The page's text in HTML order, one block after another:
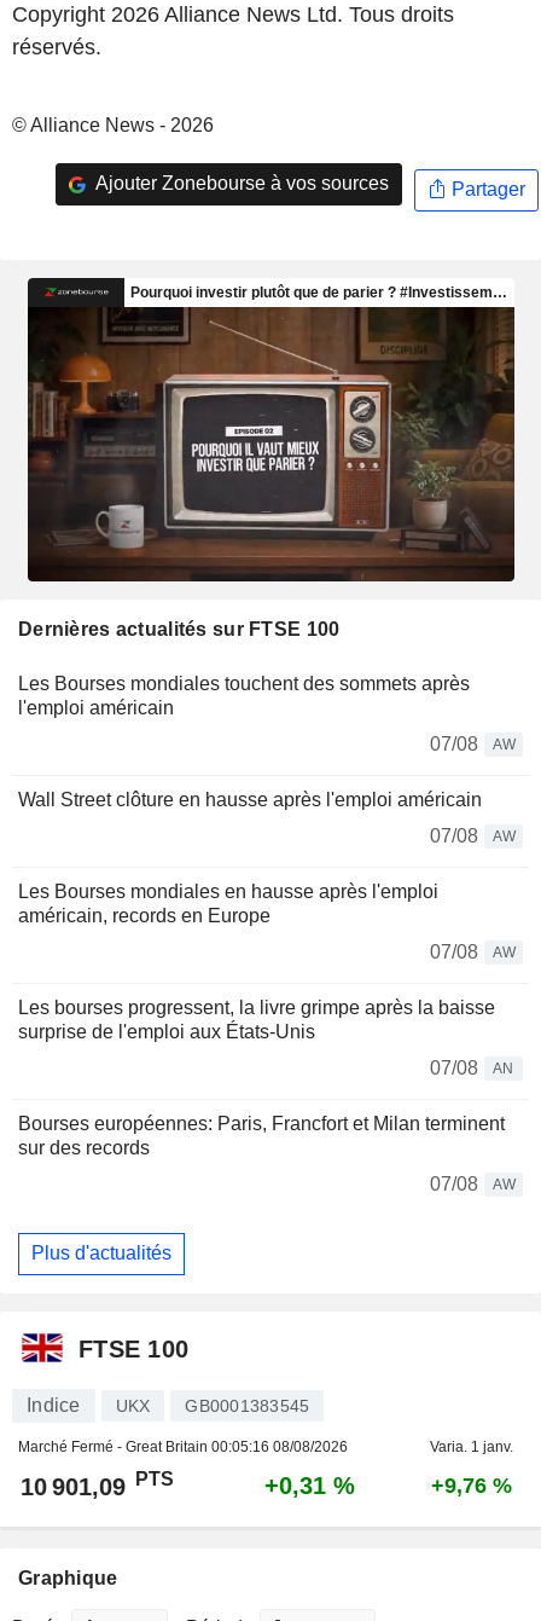
Copyright 2026 Alliance News Ltd. Tous droits
réservés.
© Alliance News - 2026
Ajouter Zonebourse à vos sources Partager
Dernières actualités sur FTSE 100
Les Bourses mondiales touchent des sommets après
l'emploi américain
07/08
AW
Wall Street clôture en hausse après l'emploi américain
07/08
AW
Les Bourses mondiales en hausse après l'emploi
américain, records en Europe
07/08
AW
Les bourses progressent, la livre grimpe après la baisse
surprise de l'emploi aux États-Unis
07/08
AN
Bourses européennes: Paris, Francfort et Milan terminent
sur des records
07/08
AW
Plus d'actualités
FTSE 100
Indice UKX GB0001383545
Marché Fermé - Great Britain 00:05:16 08/08/2026 Varia. 1 janv.
10 901,09 PTS +0,31 % +9,76 %
Graphique